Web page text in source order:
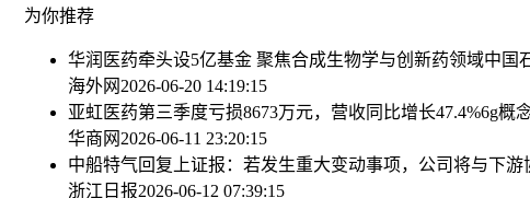
为你推荐
华润医药牵头设5亿基金 聚焦合成生物学与创新药领域中国
海外网 2026-06-20 14:19:15
亚虹医药第三季度亏损8673万元，营收同比增长47.4%6g概
华商网 2026-06-11 23:20:15
中船特气回复上证报：若发生重大变动事项，公司将与下游
浙江日报2026-06-12 07:39:15